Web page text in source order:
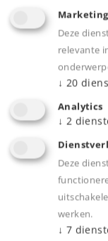
Art.-No. 55166
Marketing
Deze
relevante
↓ 20
Analytics
↓ 2
Deze
werken.
↓ 7